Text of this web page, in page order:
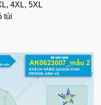
4XL, 5XL
túi